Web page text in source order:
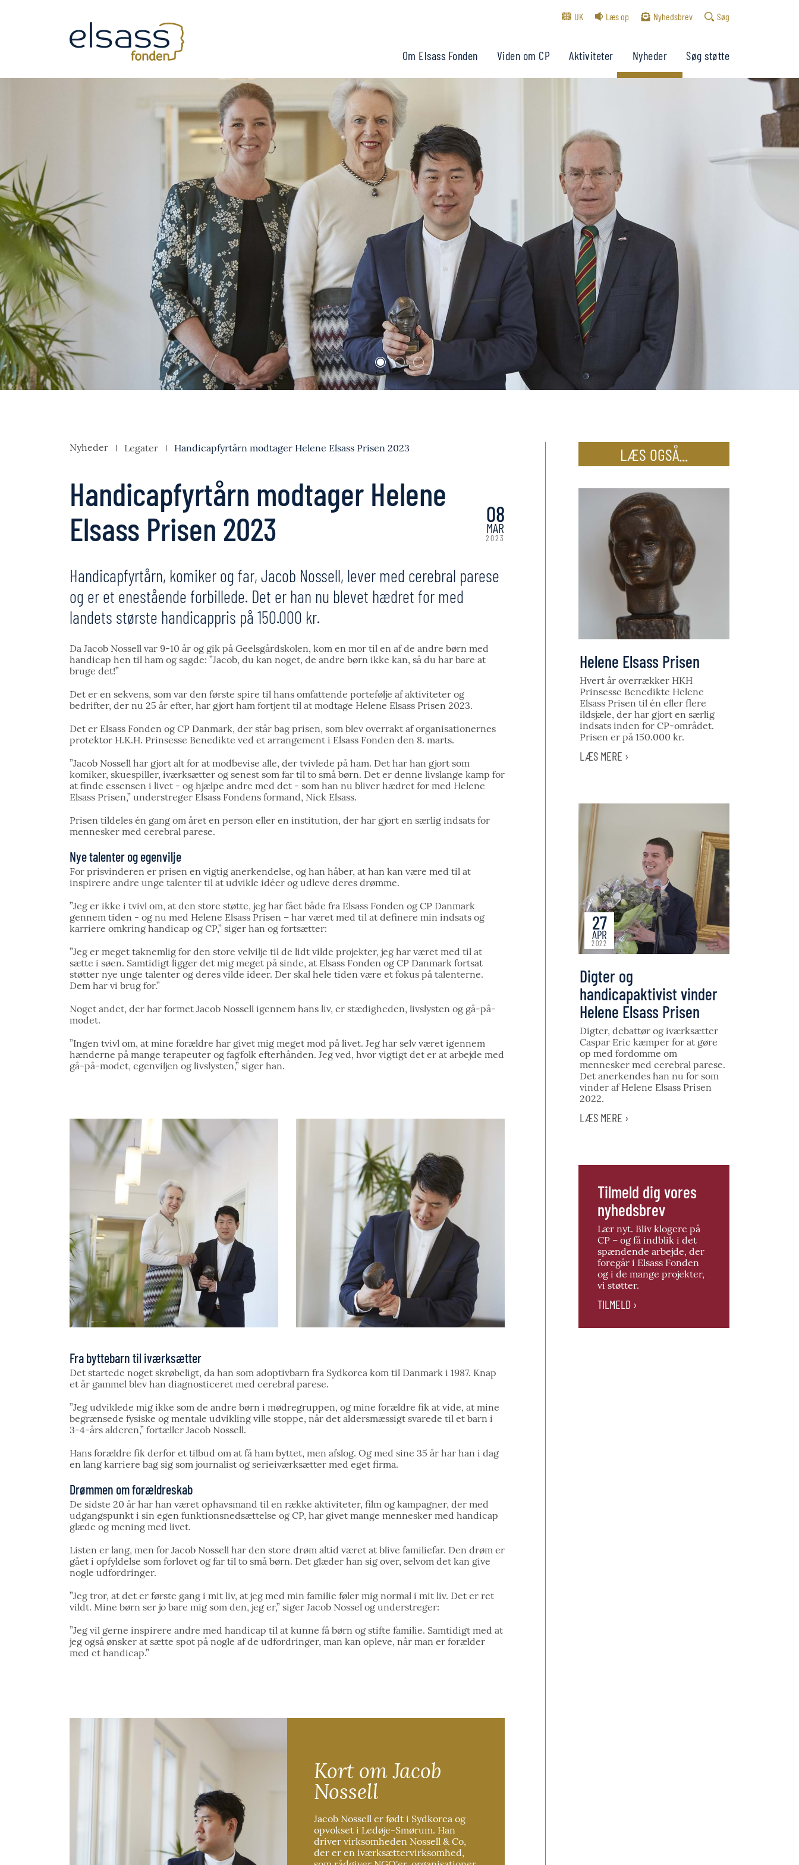
UK Læs op Nyhedsbrev Søg
Om Elsass Fonden Viden om CP Aktiviteter Nyheder Søg støtte
1 2 3
Nyheder Legater Handicapfyrtårn modtager Helene Elsass Prisen 2023
Handicapfyrtårn modtager Helene
Elsass Prisen 2023
08
MAR
2023
Handicapfyrtårn, komiker og far, Jacob Nossell, lever med cerebral parese
og er et enestående forbillede. Det er han nu blevet hædret for med
landets største handicappris på 150.000 kr.
Da Jacob Nossell var 9-10 år og gik på Geelsgårdskolen, kom en mor til en af de andre børn med
handicap hen til ham og sagde: ”Jacob, du kan noget, de andre børn ikke kan, så du har bare at
bruge det!”
Det er en sekvens, som var den første spire til hans omfattende portefølje af aktiviteter og
bedrifter, der nu 25 år efter, har gjort ham fortjent til at modtage Helene Elsass Prisen 2023.
Det er Elsass Fonden og CP Danmark, der står bag prisen, som blev overrakt af organisationernes
protektor H.K.H. Prinsesse Benedikte ved et arrangement i Elsass Fonden den 8. marts.
”Jacob Nossell har gjort alt for at modbevise alle, der tvivlede på ham. Det har han gjort som
komiker, skuespiller, iværksætter og senest som far til to små børn. Det er denne livslange kamp for
at finde essensen i livet - og hjælpe andre med det - som han nu bliver hædret for med Helene
Elsass Prisen,” understreger Elsass Fondens formand, Nick Elsass.
Prisen tildeles én gang om året en person eller en institution, der har gjort en særlig indsats for
mennesker med cerebral parese.
Nye talenter og egenvilje
For prisvinderen er prisen en vigtig anerkendelse, og han håber, at han kan være med til at
inspirere andre unge talenter til at udvikle idéer og udleve deres drømme.
”Jeg er ikke i tvivl om, at den store støtte, jeg har fået både fra Elsass Fonden og CP Danmark
gennem tiden - og nu med Helene Elsass Prisen – har været med til at definere min indsats og
karriere omkring handicap og CP,” siger han og fortsætter:
”Jeg er meget taknemlig for den store velvilje til de lidt vilde projekter, jeg har været med til at
sætte i søen. Samtidigt ligger det mig meget på sinde, at Elsass Fonden og CP Danmark fortsat
støtter nye unge talenter og deres vilde ideer. Der skal hele tiden være et fokus på talenterne.
Dem har vi brug for.”
Noget andet, der har formet Jacob Nossell igennem hans liv, er stædigheden, livslysten og gå-på-
modet.
”Ingen tvivl om, at mine forældre har givet mig meget mod på livet. Jeg har selv været igennem
hænderne på mange terapeuter og fagfolk efterhånden. Jeg ved, hvor vigtigt det er at arbejde med
gå-på-modet, egenviljen og livslysten,” siger han.
Fra byttebarn til iværksætter
Det startede noget skrøbeligt, da han som adoptivbarn fra Sydkorea kom til Danmark i 1987. Knap
et år gammel blev han diagnosticeret med cerebral parese.
”Jeg udviklede mig ikke som de andre børn i mødregruppen, og mine forældre fik at vide, at mine
begrænsede fysiske og mentale udvikling ville stoppe, når det aldersmæssigt svarede til et barn i
3-4-års alderen,” fortæller Jacob Nossell.
Hans forældre fik derfor et tilbud om at få ham byttet, men afslog. Og med sine 35 år har han i dag
en lang karriere bag sig som journalist og serieiværksætter med eget firma.
Drømmen om forældreskab
De sidste 20 år har han været ophavsmand til en række aktiviteter, film og kampagner, der med
udgangspunkt i sin egen funktionsnedsættelse og CP, har givet mange mennesker med handicap
glæde og mening med livet.
Listen er lang, men for Jacob Nossell har den store drøm altid været at blive familiefar. Den drøm er
gået i opfyldelse som forlovet og far til to små børn. Det glæder han sig over, selvom det kan give
nogle udfordringer.
”Jeg tror, at det er første gang i mit liv, at jeg med min familie føler mig normal i mit liv. Det er ret
vildt. Mine børn ser jo bare mig som den, jeg er,” siger Jacob Nossel og understreger:
”Jeg vil gerne inspirere andre med handicap til at kunne få børn og stifte familie. Samtidigt med at
jeg også ønsker at sætte spot på nogle af de udfordringer, man kan opleve, når man er forælder
med et handicap.”
Kort om Jacob
Nossell
Jacob Nossell er født i Sydkorea og
opvokset i Ledøje-Smørum. Han
driver virksomheden Nossell & Co,
der er en iværksættervirksomhed,
LÆS OGSÅ...
Helene Elsass Prisen
Hvert år overrækker HKH
Prinsesse Benedikte Helene
Elsass Prisen til én eller flere
ildsjæle, der har gjort en særlig
indsats inden for CP-området.
Prisen er på 150.000 kr.
LÆS MERE ›
27
APR
2022
Digter og
handicapaktivist vinder
Helene Elsass Prisen
Digter, debattør og iværksætter
Caspar Eric kæmper for at gøre
op med fordomme om
mennesker med cerebral parese.
Det anerkendes han nu for som
vinder af Helene Elsass Prisen
2022.
LÆS MERE ›
Tilmeld dig vores
nyhedsbrev
Lær nyt. Bliv klogere på
CP – og få indblik i det
spændende arbejde, der
foregår i Elsass Fonden
og i de mange projekter,
vi støtter.
TILMELD ›